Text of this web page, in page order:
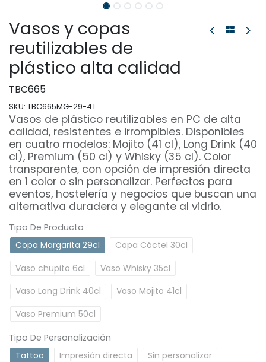
Vasos y copas
reutilizables de
plástico alta calidad
TBC665
SKU: TBC665MG-29-4T
Vasos de plástico reutilizables en PC de alta
calidad, resistentes e irrompibles. Disponibles
en cuatro modelos: Mojito (41 cl), Long Drink (40
cl), Premium (50 cl) y Whisky (35 cl). Color
transparente, con opción de impresión directa
en 1 color o sin personalizar. Perfectos para
eventos, hostelería y negocios que buscan una
alternativa duradera y elegante al vidrio.
Tipo De Producto
Copa Margarita 29cl
Copa Cóctel 30cl
Vaso chupito 6cl
Vaso Whisky 35cl
Vaso Long Drink 40cl
Vaso Mojito 41cl
Vaso Premium 50cl
Tipo De Personalización
Tattoo
Impresión directa Sin personalizar